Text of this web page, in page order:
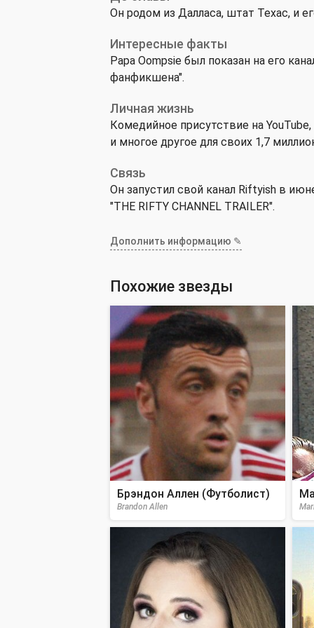
Он родом из Далласа, штат Техас, и
Интересные факты
Papa Oompsie был показан на его
фанфикшена".
Личная жизнь
Комедийное присутствие на
и многое другое для своих 1,7
Связь
Он запустил свой канал Riftyish в
"THE RIFTY CHANNEL TRAILER".
Дополнить информацию ✎
Похожие звезды
Брэндон Аллен (Футболист)
Brandon Allen